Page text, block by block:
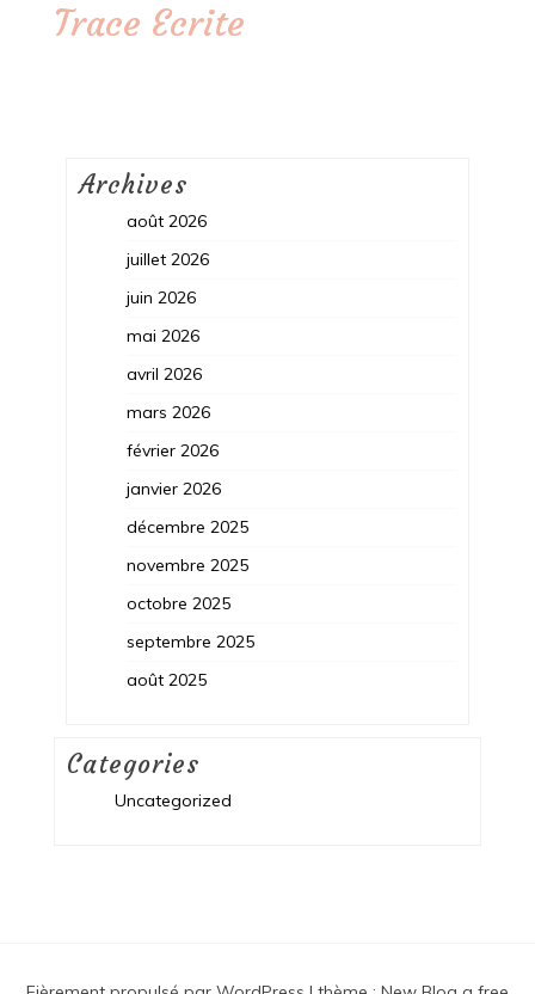
Trace Ecrite
Archives
août 2026
juillet 2026
juin 2026
mai 2026
avril 2026
mars 2026
février 2026
janvier 2026
décembre 2025
novembre 2025
octobre 2025
septembre 2025
août 2025
Categories
Uncategorized